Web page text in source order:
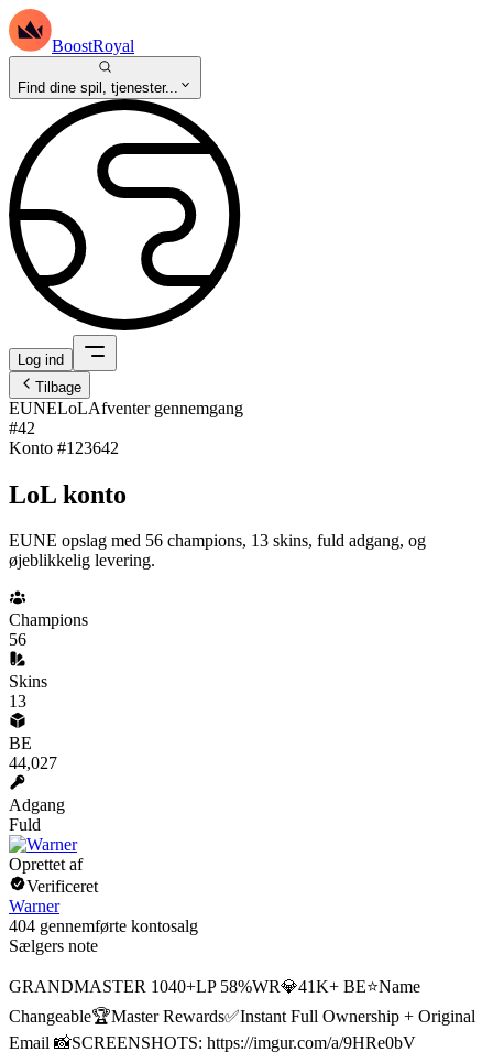
BoostRoyal
Find dine spil, tjenester...
Log ind
Tilbage
EUNELoLAfventer gennemgang
#42
Konto #123642
LoL konto
EUNE opslag med 56 champions, 13 skins, fuld adgang, og
øjeblikkelig levering.
Champions
56
Skins
13
BE
44,027
Adgang
Fuld
Oprettet af
Verificeret
Warner
404 gennemførte kontosalg
Sælgers note
GRANDMASTER 1040+LP 58%WR💎41K+ BE⭐Name
Changeable🏆Master Rewards✅Instant Full Ownership + Original
Email 📸SCREENSHOTS: https://imgur.com/a/9HRe0bV